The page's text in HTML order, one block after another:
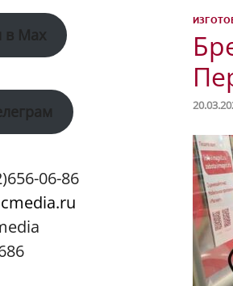
в Max
06-86